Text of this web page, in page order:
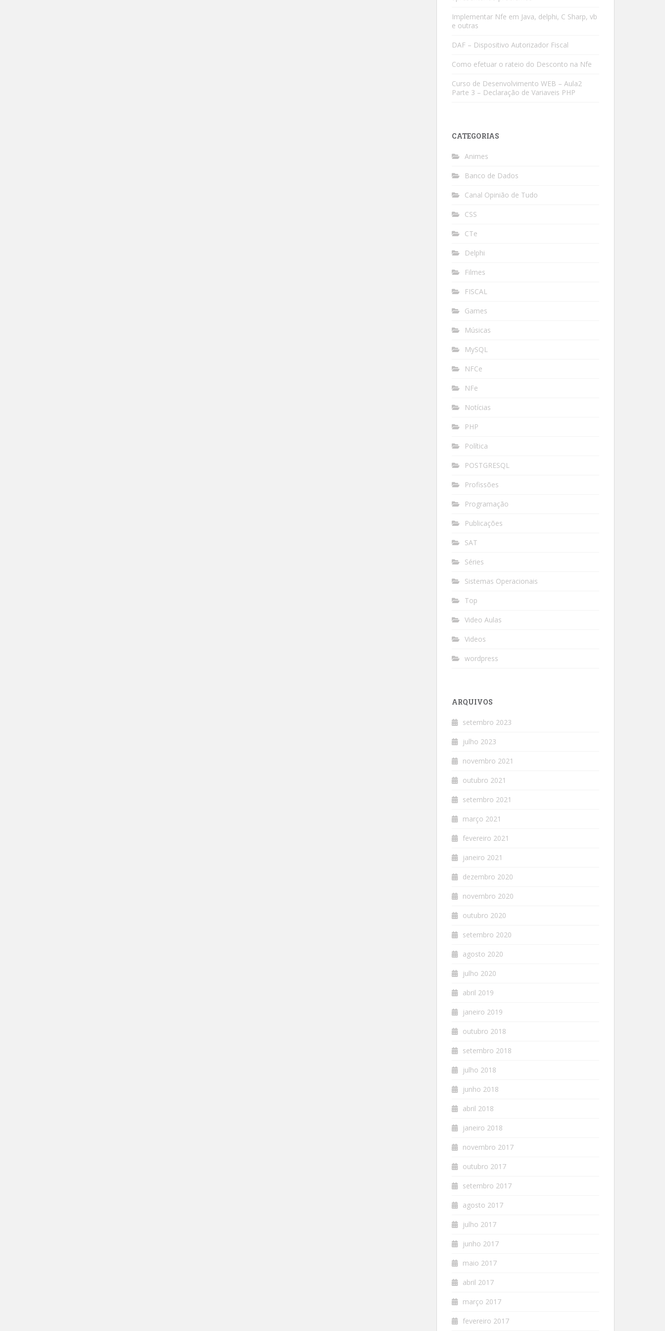
Implementar Nfe em Java, delphi, C Sharp, vb
e outras
DAF – Dispositivo Autorizador Fiscal
Como efetuar o rateio do Desconto na Nfe
Curso de Desenvolvimento WEB – Aula2
Parte 3 – Declaração de Variaveis PHP
CATEGORIAS
Animes
Banco de Dados
Canal Opinião de Tudo
CSS
CTe
Delphi
Filmes
FISCAL
Games
Músicas
MySQL
NFCe
NFe
Notícias
PHP
Política
POSTGRESQL
Profissões
Programação
Publicações
SAT
Séries
Sistemas Operacionais
Top
Video Aulas
Videos
wordpress
ARQUIVOS
setembro 2023
julho 2023
novembro 2021
outubro 2021
setembro 2021
março 2021
fevereiro 2021
janeiro 2021
dezembro 2020
novembro 2020
outubro 2020
setembro 2020
agosto 2020
julho 2020
abril 2019
janeiro 2019
outubro 2018
setembro 2018
julho 2018
junho 2018
abril 2018
janeiro 2018
novembro 2017
outubro 2017
setembro 2017
agosto 2017
julho 2017
junho 2017
maio 2017
abril 2017
março 2017
fevereiro 2017